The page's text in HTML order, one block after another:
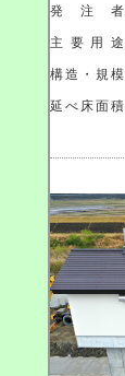
発注者
主要用途
構造・規模
延べ床面積